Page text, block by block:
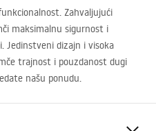
Zahvaljujući
maksimalnu sigurnost i
Jedinstveni dizajn i visoka
trajnost i pouzdanost dugi
našu ponudu.